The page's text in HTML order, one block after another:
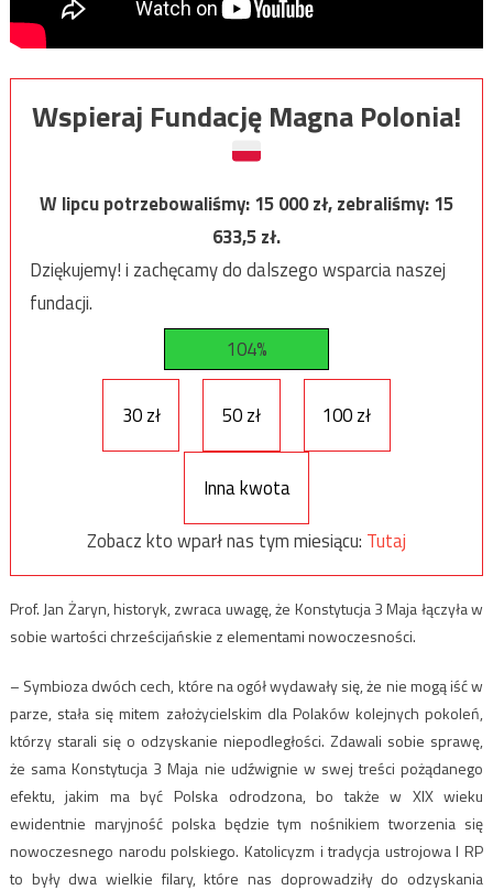
Wspieraj Fundację Magna Polonia!
W lipcu potrzebowaliśmy:15 000zł, zebraliśmy:15
633,5zł.
Dziękujemy! i zachęcamy do dalszego wsparcia naszej
fundacji.
104%
30 zł 50 zł 100 zł
Inna kwota
Zobacz kto wparł nas tym miesiącu: Tutaj
Prof. Jan Żaryn, historyk, zwraca uwagę, że Konstytucja 3 Maja łączyła w
sobie wartości chrześcijańskie z elementami nowoczesności.
– Symbioza dwóch cech, które na ogół wydawały się, że nie mogą iść w
parze, stała się mitem założycielskim dla Polaków kolejnych pokoleń,
którzy starali się o odzyskanie niepodległości. Zdawali sobie sprawę,
że sama Konstytucja 3 Maja nie udźwignie w swej treści pożądanego
efektu, jakim ma być Polska odrodzona, bo także w XIX wieku
ewidentnie maryjność polska będzie tym nośnikiem tworzenia się
nowoczesnego narodu polskiego. Katolicyzm i tradycja ustrojowa I RP
to były dwa wielkie filary, które nas doprowadziły do odzyskania